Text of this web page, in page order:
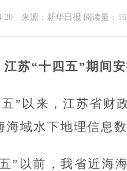
来源：新华日报 阅读量：
江苏“十四五”期间
五”以来，江苏省财
海域水下地理信息
”以前，我省近海